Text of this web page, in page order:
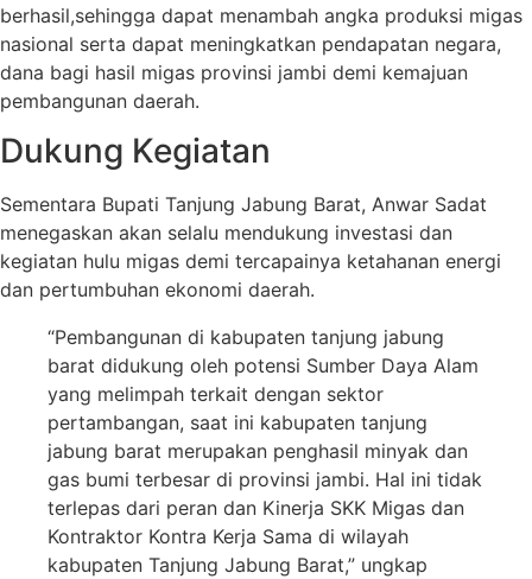
berhasil,sehingga dapat menambah angka produksi migas
nasional serta dapat meningkatkan pendapatan negara,
dana bagi hasil migas provinsi jambi demi kemajuan
pembangunan daerah.
Dukung Kegiatan
Sementara Bupati Tanjung Jabung Barat, Anwar Sadat
menegaskan akan selalu mendukung investasi dan
kegiatan hulu migas demi tercapainya ketahanan energi
dan pertumbuhan ekonomi daerah.
“Pembangunan di kabupaten tanjung jabung
barat didukung oleh potensi Sumber Daya Alam
yang melimpah terkait dengan sektor
pertambangan, saat ini kabupaten tanjung
jabung barat merupakan penghasil minyak dan
gas bumi terbesar di provinsi jambi. Hal ini tidak
terlepas dari peran dan Kinerja SKK Migas dan
Kontraktor Kontra Kerja Sama di wilayah
kabupaten Tanjung Jabung Barat,” ungkap